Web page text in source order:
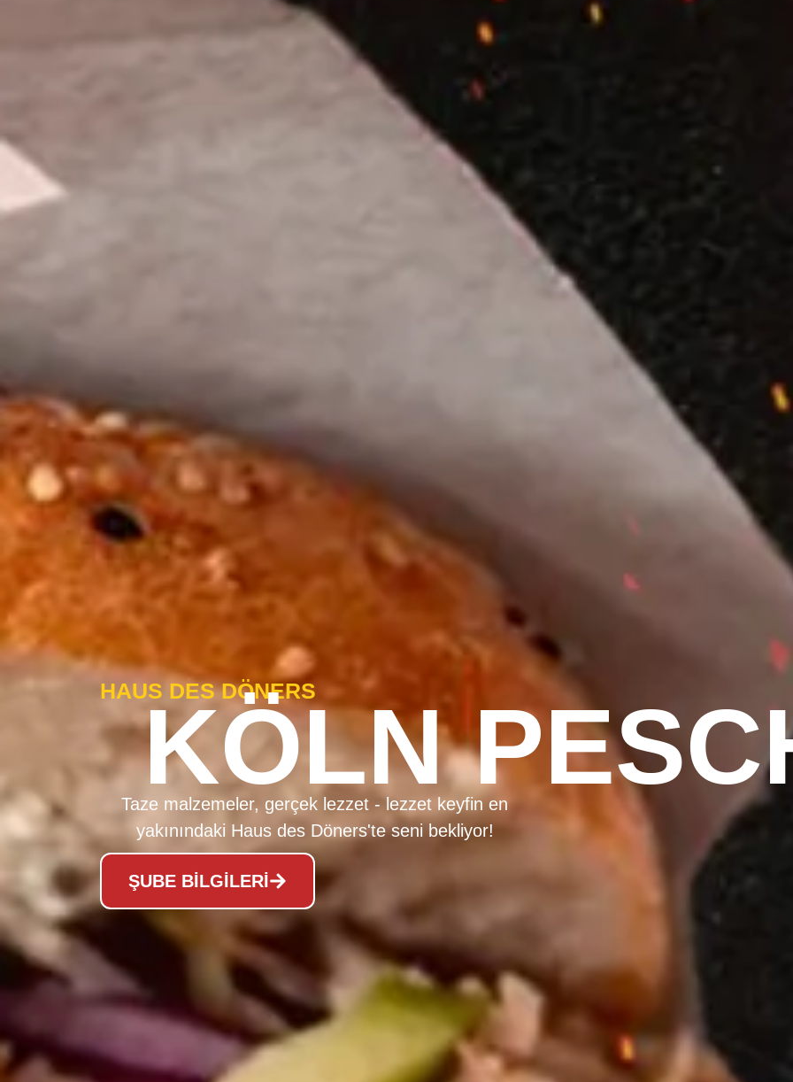
HAUS DES DÖNERS
KÖLN
Taze malzemeler, gerçek lezzet - lezzet keyfin en
yakınındaki Haus des Döners'te seni bekliyor!
ŞUBE BILGILERI